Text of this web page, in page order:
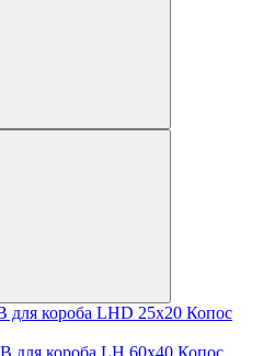
для короба LHD 25х20 Копос